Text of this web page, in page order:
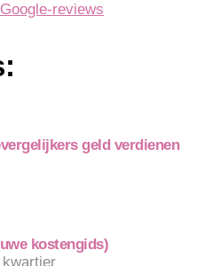
reviews
geld verdienen
kostengids)